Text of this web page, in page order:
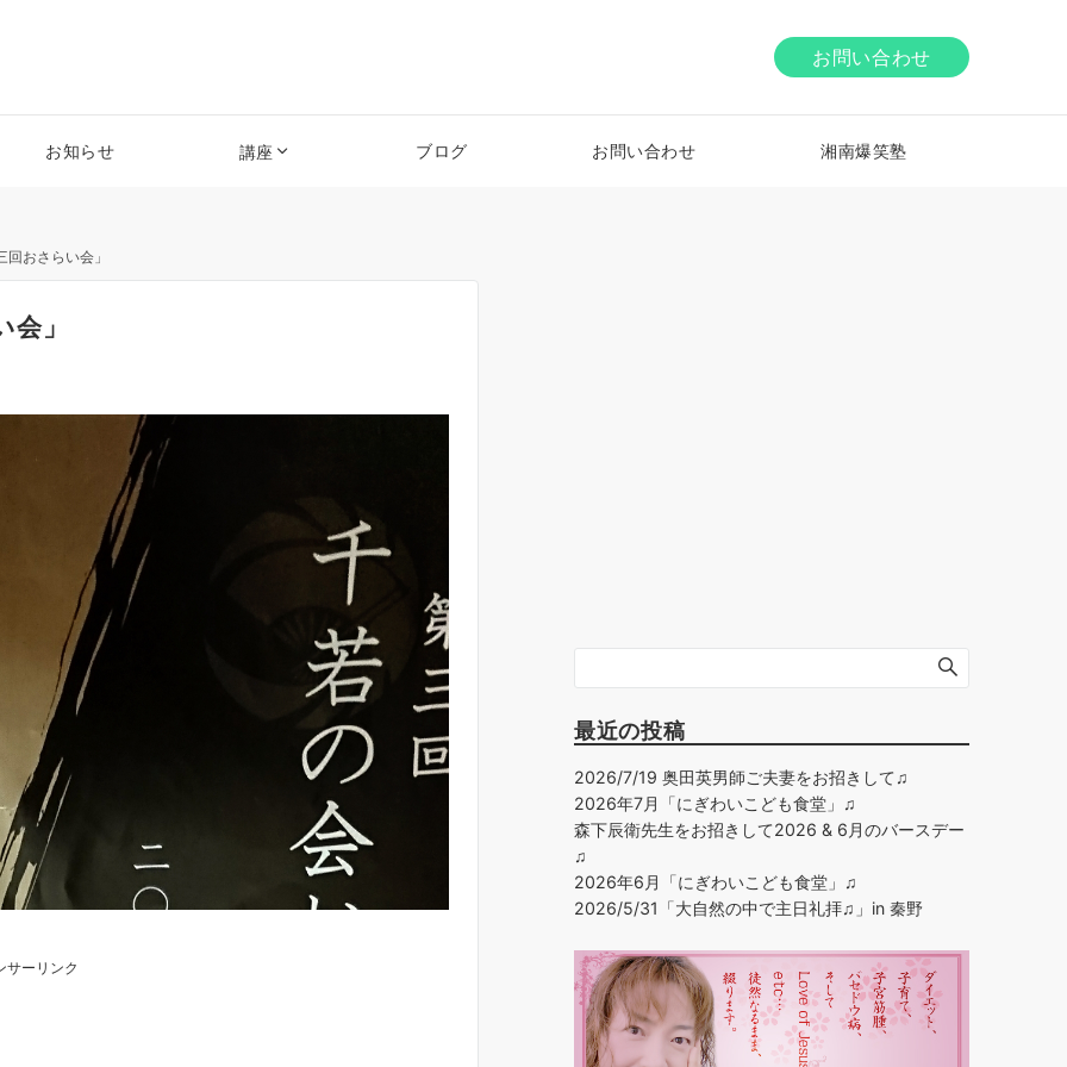
お問い合わせ
お知らせ 講座 ブログ お問い合わせ 湘南爆笑塾
おさらい会」
」
サーリンク
最近の投稿
2026/7/19 奥田英男師ご夫妻をお招きして♫
2026年7月「にぎわいこども食堂」♫
森下辰衛先生をお招きして2026 & 6月のバースデー
♫
2026年6月「にぎわいこども食堂」♫
2026/5/31「大自然の中で主日礼拝♫」in 秦野